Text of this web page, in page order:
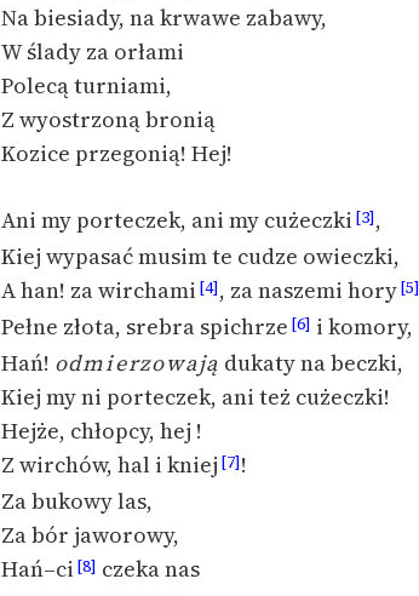
Na biesiady, na krwawe zabawy,
W ślady za orłami
Polecą turniami,
Z wyostrzoną bronią
Kozice przegonią! Hej!
Ani my porteczek, ani my cużeczki [3],
Kiej wypasać musim te cudze owieczki,
A han! za wirchami [4], za naszemi hory[5]
Pełne złota, srebra spichrze [6] i komory,
Hań! odmierzowają dukaty na beczki,
Kiej my ni porteczek, ani też cużeczki!
Hejże, chłopcy, hej !
Z wirchów, hal i kniej [7]!
Za bukowy las,
Za bór jaworowy,
Hań–ci [8] czeka nas